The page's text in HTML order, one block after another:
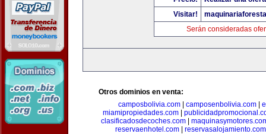
Visitar!
Serán consideradas
Otros dominios en venta:
camposbolivia.com| camposenbolivia.com|
miamipropiedades.com
clasificadosdecoches.com
reservaenhotel.com| reservasalojamiento.com